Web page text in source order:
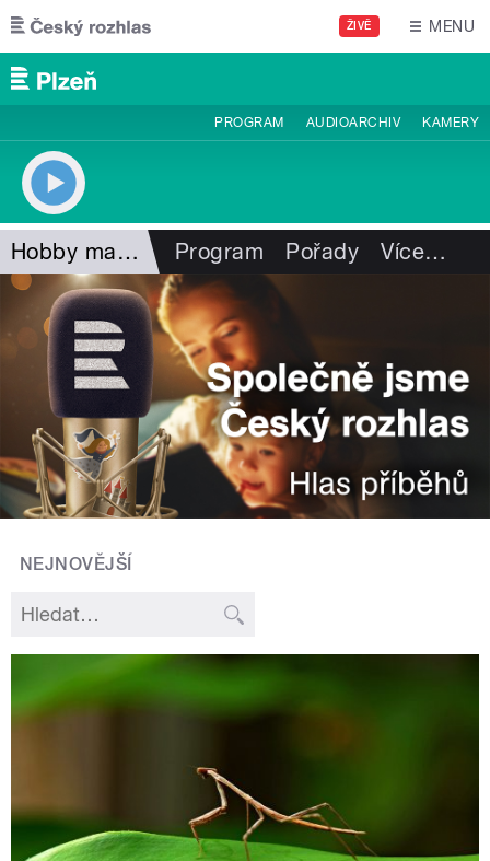
Přejít k hlavnímu obsahu
ŽIVĚ MENU
PROGRAM AUDIOARCHIV KAMERY
Hobby magazín Program Pořady Více…
NEJNOVĚJŠÍ